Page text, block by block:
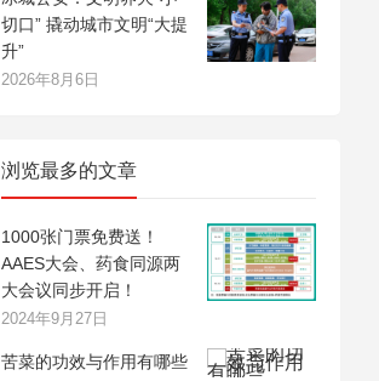
切口” 撬动城市文明“大提
升”
2026年8月6日
浏览最多的文章
1000张门票免费送！
AAES大会、药食同源两
大会议同步开启！
2024年9月27日
苦菜的功效与作用有哪些